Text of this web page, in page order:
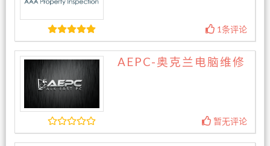
1条评论
AEPC-奥克兰电脑维修
暂无评论